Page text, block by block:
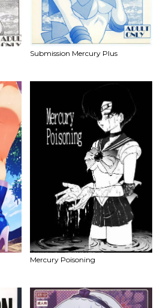
Submission Mercury Plus
Mercury Poisoning